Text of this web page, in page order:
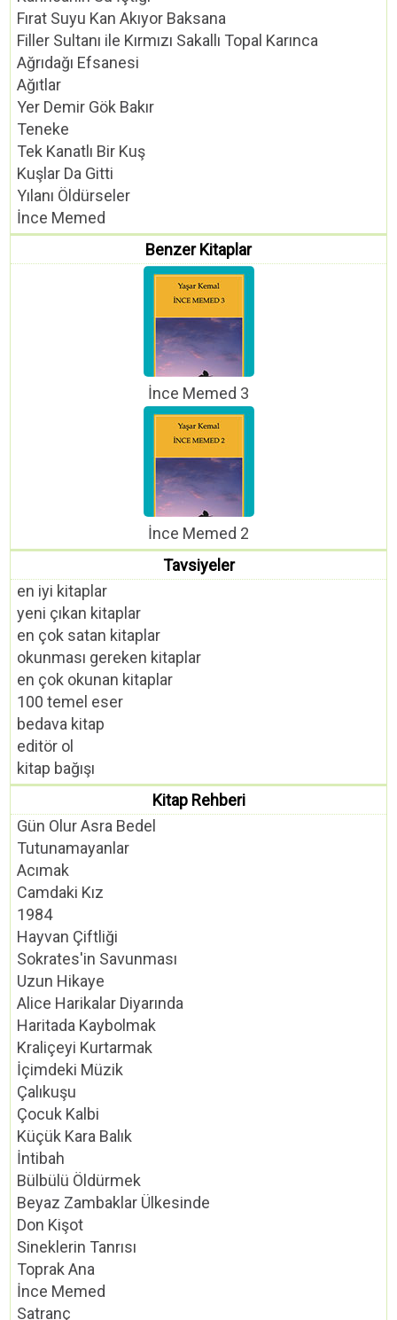
Fırat Suyu Kan Akıyor Baksana
Filler Sultanı ile Kırmızı Sakallı Topal Karınca
Ağrıdağı Efsanesi
Ağıtlar
Yer Demir Gök Bakır
Teneke
Tek Kanatlı Bir Kuş
Kuşlar Da Gitti
Yılanı Öldürseler
İnce Memed
Benzer Kitaplar
İnce Memed 3
İnce Memed 2
Tavsiyeler
en iyi kitaplar
yeni çıkan kitaplar
en çok satan kitaplar
okunması gereken kitaplar
en çok okunan kitaplar
100 temel eser
bedava kitap
editör ol
kitap bağışı
Kitap Rehberi
Gün Olur Asra Bedel
Tutunamayanlar
Acımak
Camdaki Kız
1984
Hayvan Çiftliği
Sokrates'in Savunması
Uzun Hikaye
Alice Harikalar Diyarında
Haritada Kaybolmak
Kraliçeyi Kurtarmak
İçimdeki Müzik
Çalıkuşu
Çocuk Kalbi
Küçük Kara Balık
İntibah
Bülbülü Öldürmek
Beyaz Zambaklar Ülkesinde
Don Kişot
Sineklerin Tanrısı
Toprak Ana
İnce Memed
Satranç